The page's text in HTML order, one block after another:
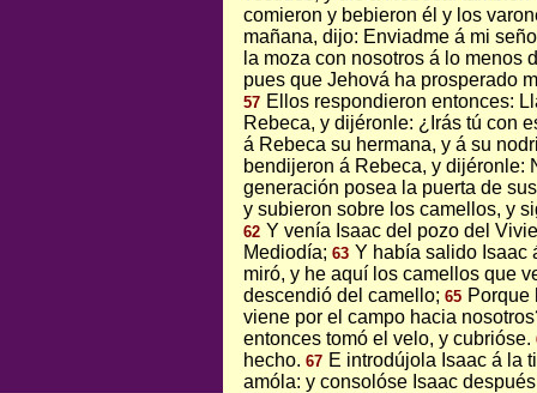
comieron y bebieron él y los
mañana, dijo: Enviadme á mi
la moza con nosotros á lo menos
pues que Jehová ha prosperado
57 Ellos respondieron entonces:
Rebeca, y dijéronle: ¿Irás tú con
á Rebeca su hermana, y á su
bendijeron á Rebeca, y dijéronle:
generación posea la puerta de
y subieron sobre los camellos, y
62 Y venía Isaac del pozo del
Mediodía; 63 Y había salido Isaac
miró, y he aquí los camellos que
descendió del camello; 65 Porque
viene por el campo hacia
entonces tomó el velo, y cubrióse.
hecho. 67 E introdújola Isaac á la
amóla: y consolóse Isaac